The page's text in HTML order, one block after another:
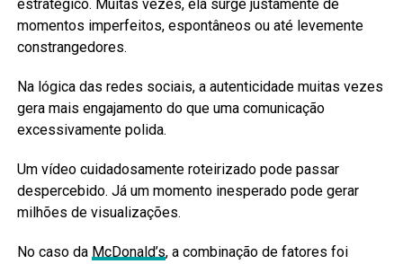
estratégico. Muitas vezes, ela surge justamente de
momentos imperfeitos, espontâneos ou até levemente
constrangedores.
Na lógica das redes sociais, a autenticidade muitas vezes
gera mais engajamento do que uma comunicação
excessivamente polida.
Um vídeo cuidadosamente roteirizado pode passar
despercebido. Já um momento inesperado pode gerar
milhões de visualizações.
No caso da McDonald’s, a combinação de fatores foi